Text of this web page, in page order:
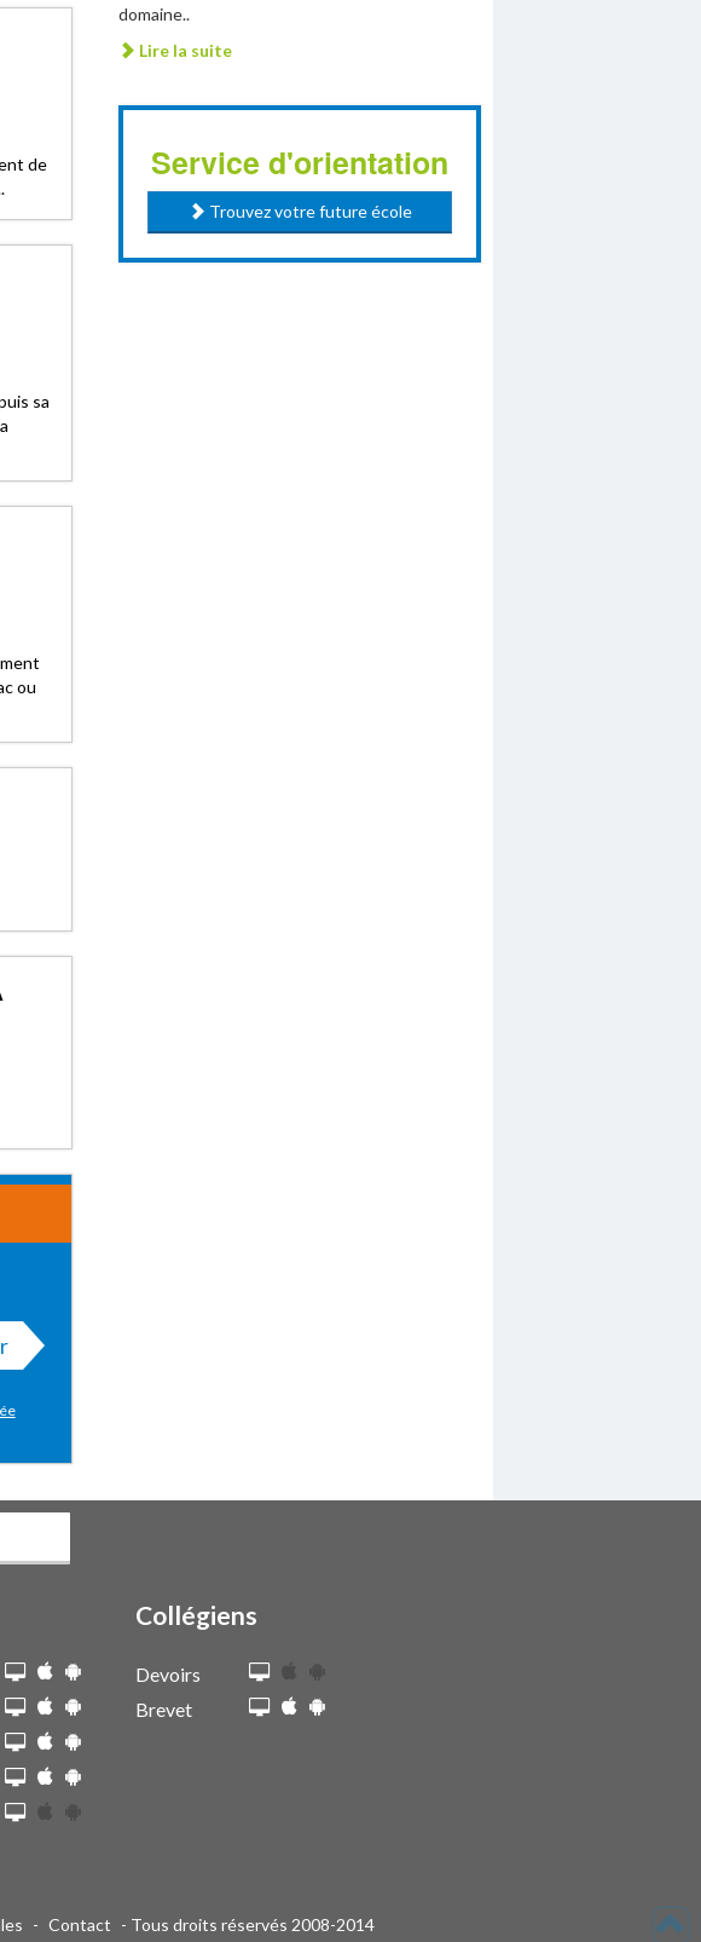
de
sa
ou
domaine..
Lire la suite
Service d'orientation
Trouvez votre future école
Collégiens
Devoirs
Brevet
- Contact - Tous droits réservés 2008-2014